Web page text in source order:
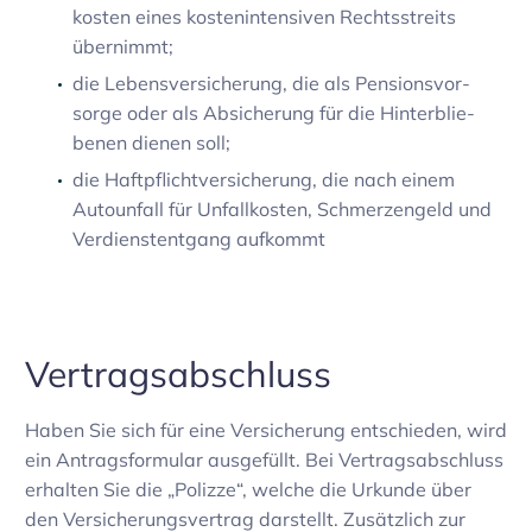
kosten eines kosten­in­ten­siven Rechts­streits
über­nimmt;
die Lebens­ver­si­che­rung, die als Pensi­ons­vor­
sorge oder als Absi­che­rung für die Hinter­blie­
benen dienen soll;
die Haft­pflicht­ver­si­che­rung, die nach einem
Auto­un­fall für Unfall­kosten, Schmer­zen­geld und
Verdienst­ent­gang aufkommt
Vertrags­ab­schluss
Haben Sie sich für eine Versi­che­rung entschieden, wird
ein Antrags­for­mular ausge­füllt. Bei Vertrags­ab­schluss
erhalten Sie die „Polizze“, welche die Urkunde über
den Versi­che­rungs­ver­trag darstellt. Zusätz­lich zur